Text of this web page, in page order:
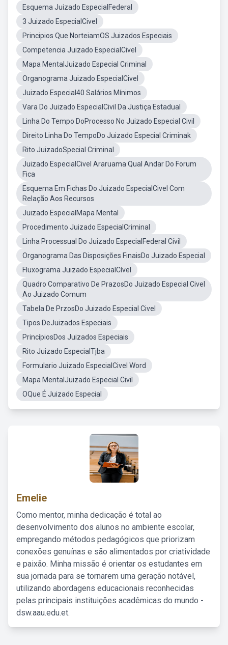
Esquema Juizado EspecialFederal
3 Juizado EspecialCivel
Principios Que NorteiamOS Juizados Especiais
Competencia Juizado EspecialCivel
Mapa MentalJuizado Especial Criminal
Organograma Juizado EspecialCivel
Juizado Especial40 Salários Mínimos
Vara Do Juizado EspecialCivil Da Justiça Estadual
Linha Do Tempo DoProcesso No Juizado Especial Civil
Direito Linha Do TempoDo Juizado Especial Criminak
Rito JuizadoSpecial Criminal
Juizado EspecialCivel Araruama Qual Andar Do Forum
Fica
Esquema Em Fichas Do Juizado EspecialCivel Com
Relação Aos Recursos
Juizado EspecialMapa Mental
Procedimento Juizado EspecialCriminal
Linha Processual Do Juizado EspecialFederal Cívil
Organograma Das Disposições FinaisDo Juizado Especial
Fluxograma Juizado EspecialCível
Quadro Comparativo De PrazosDo Juizado Especial Civel
Ao Juizado Comum
Tabela De PrzosDo Juizado Especial Civel
Tipos DeJuizados Especiais
PrincípiosDos Juizados Especiais
Rito Juizado EspecialTjba
Formulario Juizado EspecialCivel Word
Mapa MentalJuizado Especial Civil
OQue É Juizado Especial
Emelie
Como mentor, minha dedicação é total ao
desenvolvimento dos alunos no ambiente escolar,
empregando métodos pedagógicos que priorizam
conexões genuínas e são alimentados por criatividade
e paixão. Minha missão é orientar os estudantes em
sua jornada para se tornarem uma geração notável,
utilizando abordagens educacionais reconhecidas
pelas principais instituições acadêmicas do mundo -
dsw.aau.edu.et.